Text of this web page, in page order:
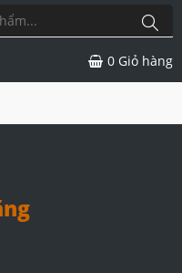
0 Giỏ hàng